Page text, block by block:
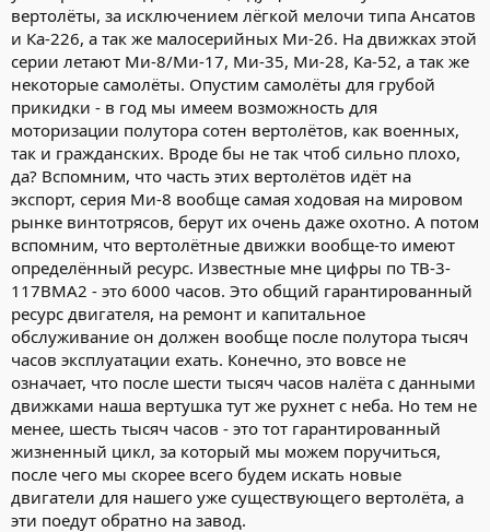
вертолёты, за исключением лёгкой мелочи типа Ансатов
и Ка-226, а так же малосерийных Ми-26. На движках этой
серии летают Ми-8/Ми-17, Ми-35, Ми-28, Ка-52, а так же
некоторые самолёты. Опустим самолёты для грубой
прикидки - в год мы имеем возможность для
моторизации полутора сотен вертолётов, как военных,
так и гражданских. Вроде бы не так чтоб сильно плохо,
да? Вспомним, что часть этих вертолётов идёт на
экспорт, серия Ми-8 вообще самая ходовая на мировом
рынке винтотрясов, берут их очень даже охотно. А потом
вспомним, что вертолётные движки вообще-то имеют
определённый ресурс. Известные мне цифры по ТВ-3-
117ВМА2 - это 6000 часов. Это общий гарантированный
ресурс двигателя, на ремонт и капитальное
обслуживание он должен вообще после полутора тысяч
часов эксплуатации ехать. Конечно, это вовсе не
означает, что после шести тысяч часов налёта с данными
движками наша вертушка тут же рухнет с неба. Но тем не
менее, шесть тысяч часов - это тот гарантированный
жизненный цикл, за который мы можем поручиться,
после чего мы скорее всего будем искать новые
двигатели для нашего уже существующего вертолёта, а
эти поедут обратно на завод.